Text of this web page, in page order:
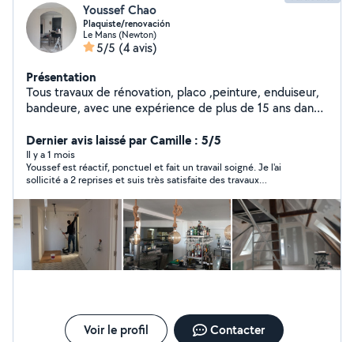
Youssef Chao
Plaquiste/renovación
Le Mans (Newton)
5/5 (4 avis)
Présentation
Tous travaux de rénovation, placo ,peinture, enduiseur,
bandeure, avec une expérience de plus de 15 ans dans
notre qualité de travail.
Dernier avis laissé par Camille : 5/5
Il y a 1 mois
Youssef est réactif, ponctuel et fait un travail soigné. Je l'ai
sollicité a 2 reprises et suis très satisfaite des travaux
Voir le profil Contacter